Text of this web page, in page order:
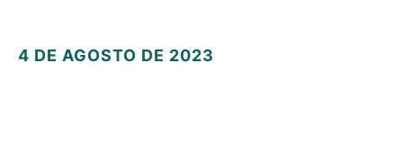
4 DE AGOSTO DE 2023